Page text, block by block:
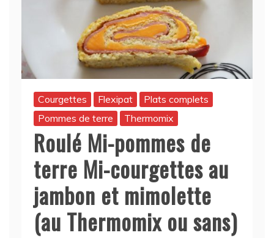
Courgettes Flexipat
Plats complets
Pommes de terre
Thermomix
Roulé Mi-pommes de
terre Mi-courgettes au
jambon et mimolette
(au Thermomix ou sans)